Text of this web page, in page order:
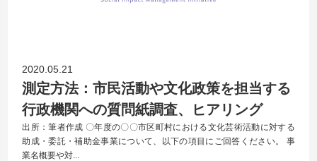
2020.05.21
測定方法：市民活動や文化政策を担当する
行政機関への質問紙調査、ヒアリング
出所：筆者作成 〇年度の〇〇市区町村における文化芸術活動に対する
助成・委託・補助金事業について、以下の項目にご回答ください。 事
業名概要や対...